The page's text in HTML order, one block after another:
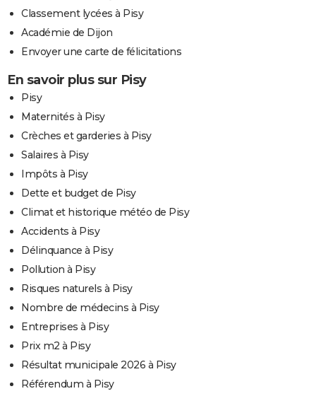
Classement lycées à Pisy
Académie de Dijon
Envoyer une carte de félicitations
En savoir plus sur Pisy
Pisy
Maternités à Pisy
Crèches et garderies à Pisy
Salaires à Pisy
Impôts à Pisy
Dette et budget de Pisy
Climat et historique météo de Pisy
Accidents à Pisy
Délinquance à Pisy
Pollution à Pisy
Risques naturels à Pisy
Nombre de médecins à Pisy
Entreprises à Pisy
Prix m2 à Pisy
Résultat municipale 2026 à Pisy
Référendum à Pisy